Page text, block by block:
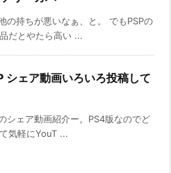
の持ちが悪いなぁ、と。 でもPSPの
だとやたら高い ...
シェア動画いろいろ投稿して
シェア動画紹介ー。PS4版なのでど
気軽にYouT ...